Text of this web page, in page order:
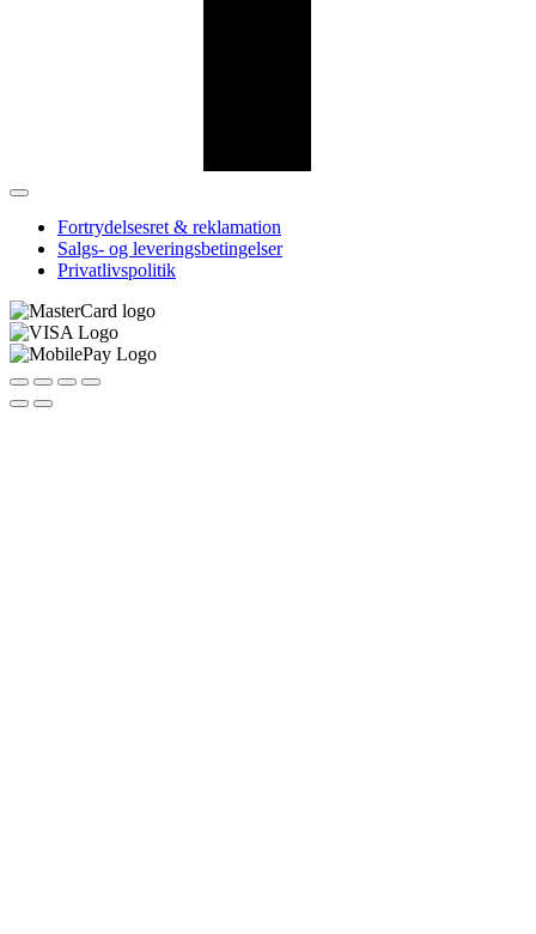
Fortrydelsesret & reklamation
Salgs- og leveringsbetingelser
Privatlivspolitik